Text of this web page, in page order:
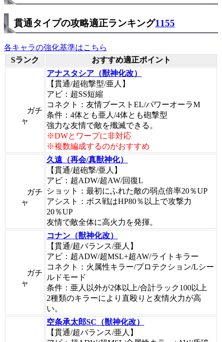
貫通タイプの攻略適正ランキング1155
各キャラの強化基準はこちら
Sランク
おすすめ適正ポイント
ガチ
ャ
アナスタシア（獣神化改）
【貫通/超砲撃型/亜人】
アビ：超SS短縮
コネクト：友情ブーストEL/パワーオーラM
条件：4体とも亜人/4体とも砲撃型
強力な友情で敵を殲滅できる。
※DWとワープに非対応
※複数編成するのがおすすめ
ガチ
ャ
久遠（再会/真獣神化）
【貫通/超砲撃/亜人】
アビ：超ADW/超AW/回復L
ショット：最初にふれた敵の弱点倍率20％UP
アシスト：ボス戦はHP80％以上で攻撃力
20％UP
友情で敵全体に高火力を発揮。
ガチ
ャ
コナン（獣神化改）
【貫通/超バランス/亜人】
アビ：超ADW/超MSL+超AW/ライトキラー
コネクト：火属性キラー/プロテクション/Lシー
ルドモード
条件：亜人以外が2体以上/合計ラック100以上
2種類のキラーにより直殴りと友情火力が高
い。
空条承太郎SC（獣神化改）
【貫通/超バランス/亜人】